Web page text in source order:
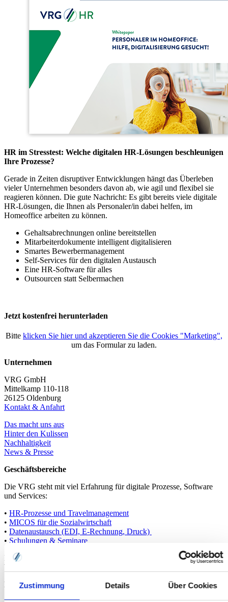
Zustimmung Details Über Cookies
HR im Stresstest: Welche digitalen HR-Lösungen beschleunigen
Ihre Prozesse?
Gerade in Zeiten disruptiver Entwicklungen hängt das Überleben
vieler Unternehmen besonders davon ab, wie agil und flexibel sie
reagieren können. Die gute Nachricht: Es gibt bereits viele digitale
HR-Lösungen, die Ihnen als Personaler/in dabei helfen, im
Homeoffice arbeiten zu können.
Gehaltsabrechnungen online bereitstellen
Mitarbeiterdokumente intelligent digitalisieren
Smartes Bewerbermanagement
Self-Services für den digitalen Austausch
Eine HR-Software für alles
Outsourcen statt Selbermachen
Jetzt kostenfrei herunterladen
Bitte klicken Sie hier und akzeptieren Sie die Cookies "Marketing",
um das Formular zu laden.
Unternehmen
VRG GmbH
Mittelkamp 110-118
26125 Oldenburg
Kontakt & Anfahrt
Das macht uns aus
Hinter den Kulissen
Nachhaltigkeit
News & Presse
Geschäftsbereiche
Die VRG steht mit viel Erfahrung für digitale Prozesse, Software
und Services:
• HR-Prozesse und Travelmanagement
• MICOS für die Sozialwirtschaft
• Datenaustausch (EDI, E-Rechnung, Druck)
• Schulungen & Seminare
Digital. Effizient. Menschlich.
Wir nehmen IT persönlich.
Karriere